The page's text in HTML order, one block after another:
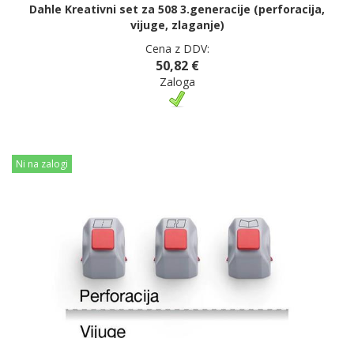
Dahle Kreativni set za 508 3.generacije (perforacija,
vijuge, zlaganje)
Cena z DDV:
50,82 €
Zaloga
Ni na zalogi